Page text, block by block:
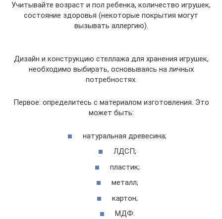
Учитывайте возраст и пол ребенка, количество игрушек,
состояние здоровья (некоторые покрытия могут
вызывать аллергию).
Дизайн и конструкцию стеллажа для хранения игрушек,
необходимо выбирать, основываясь на личных
потребностях.
Первое: определитесь с материалом изготовления. Это
может быть:
натуральная древесина;
ЛДСП;
пластик;
металл;
картон;
МДФ.